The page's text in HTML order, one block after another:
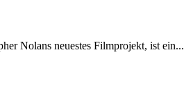
Nolans neuestes Filmprojekt, ist ein...